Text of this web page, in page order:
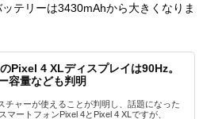
テリーは3430mAhから大きくなりま
Pixel 4 XLディスプレイは90Hz。
容量なども判明
チャーが使えることが判明し、話題になった
マートフォンPixel 4とPixel 4 XLですが、